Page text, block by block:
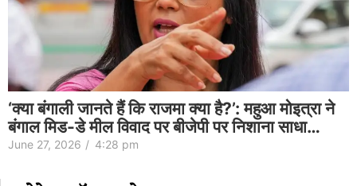
‘क्या बंगाली जानते हैं कि राजमा क्या है?’: महुआ मोइत्रा ने
बंगाल मिड-डे मील विवाद पर बीजेपी पर निशाना साधा…
June 27, 2026 / 4:28 pm